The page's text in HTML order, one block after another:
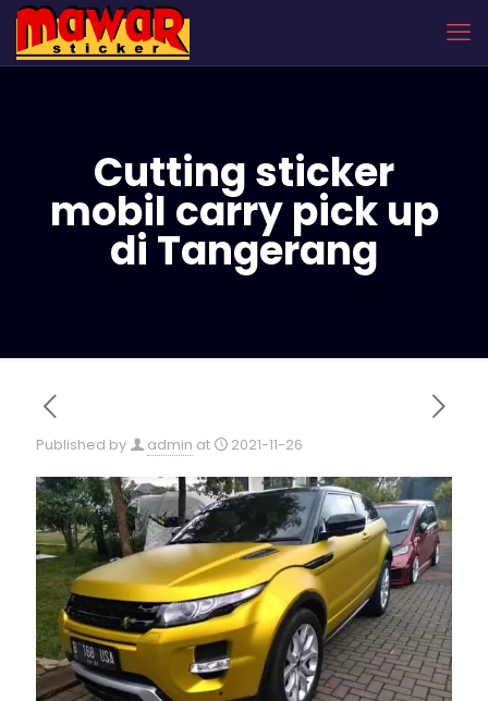
Cutting sticker
mobil carry pick up
di Tangerang
Published by admin at 2021-11-26